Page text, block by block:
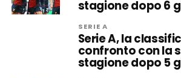
stagione dopo 6
SERIE A
Serie A, la
confronto con la
stagione dopo 5